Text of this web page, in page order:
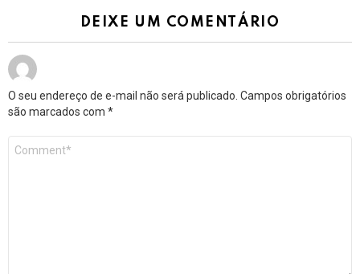
DEIXE UM COMENTÁRIO
O seu endereço de e-mail não será publicado. Campos obrigatórios
são marcados com *